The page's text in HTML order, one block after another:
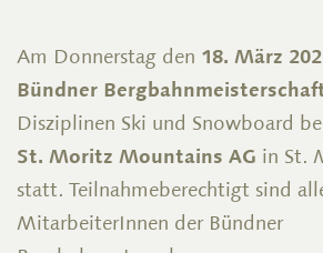
Am Donnerstag den 18. März
Bündner
Disziplinen Ski und Snowboard
St. Moritz Mountains AG in St.
statt. Teilnahmeberechtigt sind
MitarbeiterInnen der Bündner